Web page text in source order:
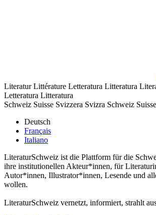
Literatur Littérature Letteratura Litteratura
Letteratura Litteratura
Schweiz Suisse Svizzera Svizra Schweiz Suisse
Deutsch
Français
Italiano
LiteraturSchweiz ist die Plattform für die
ihre institutionellen Akteur*innen, für
Autor*innen, Illustrator*innen, Lesende und
wollen.
LiteraturSchweiz vernetzt, informiert, strahlt